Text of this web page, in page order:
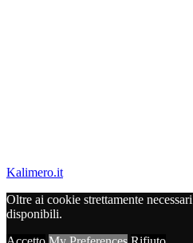
Kalimero.it
Oltre ai cookie strettamente
disponibili.